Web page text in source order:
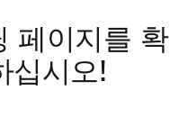
페이지를 확
십시오!